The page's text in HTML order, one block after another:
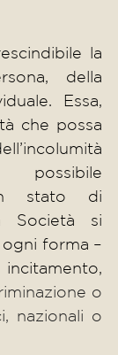
la
della
Essa,
che possa
possibile
stato di
Società si
forma –
o
nazionali o